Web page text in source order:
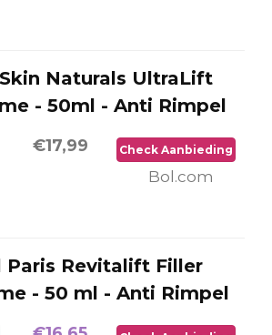
Naturals UltraLift
- 50ml - Anti Rimpel
€17,99 Check Aanbieding
Bol.com
Paris Revitalift Filler
- 50 ml - Anti Rimpel